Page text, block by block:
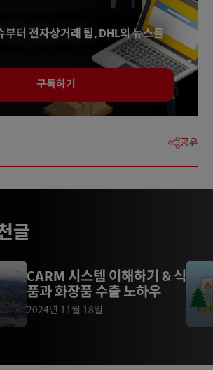
부터 전자상거래 팁, DHL의 뉴스를
구독하기
공유
글
CARM 시스템 이해하기 & 식
품과 화장품 수출 노하우
2024년 11월 18일